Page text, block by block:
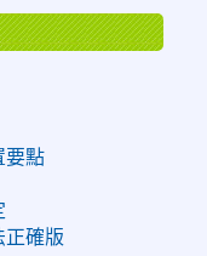
要點
正確版